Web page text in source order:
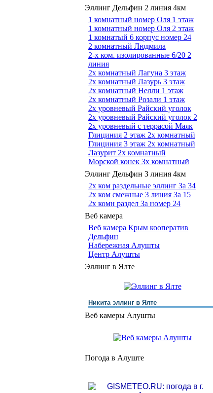
Эллинг Дельфин 2 линия 4км
1 комнатный номер Оля 1 этаж
1 комнатный номер Оля 2 этаж
1 комнатый 6 корпус номер 24
2 комнатный Людмила
2-х ком. изолированные 6/20 2
линия
2х комнатный Лагуна 3 этаж
2х комнатный Лазурь 3 этаж
2х комнатный Нелли 1 этаж
2х комнатный Розали 1 этаж
2х уровневый Райский уголок
2х уровневый Райский уголок 2
2х уровневый с террасой Маяк
Глициния 2 этаж 2х комнатный
Глициния 3 этаж 2х комнатный
Лазурит 2х комнатный
Морской конек 3х комнатный
Эллинг Дельфин 3 линия 4км
2х ком раздельные эллинг 3a 34
2х ком смежные 3 линия 3a 15
2х комн раздел 3a номер 24
Веб камера
Веб камера Крым кооператив
Дельфин
Набережная Алушты
Центр Алушты
Эллинг в Ялте
Никита эллинг в Ялте
Веб камеры Алушты
Погода в Алуште